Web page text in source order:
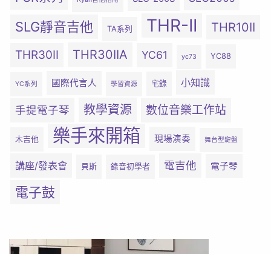
SLG靜音吉他 TA系列 THR-II THR10II
THR30II THR30IIA YC61 yc73 YC88
YC系列 國際代言人 學習資源 宅錄 小知識
手提電子琴 教學資源 數位音樂工作站
木吉他 樂手來開箱 現場演奏 舞台型鍵盤
講座/發表會 貝斯 錄音初學者 電吉他 電子琴
電子鼓